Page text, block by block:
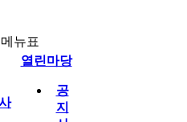
뉴표
열린마당
공
지